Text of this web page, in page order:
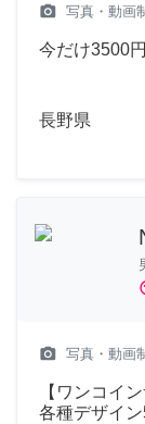
camera_alt 写真・動画
今だけ3500
長野県
camera_alt 写真・動画
【ワンコイ
各種デザイ